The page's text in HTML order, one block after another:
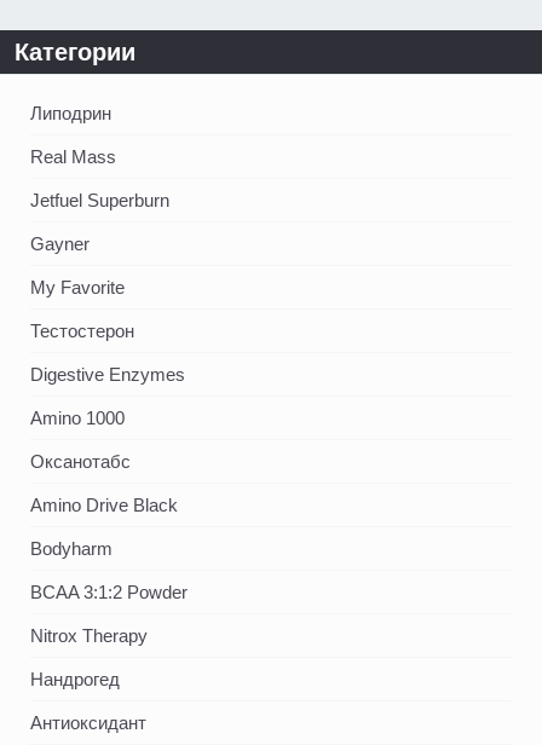
Категории
Липодрин
Real Mass
Jetfuel Superburn
Gayner
My Favorite
Тестостерон
Digestive Enzymes
Amino 1000
Оксанотабс
Amino Drive Black
Bodyharm
BCAA 3:1:2 Powder
Nitrox Therapy
Нандрогед
Антиоксидант